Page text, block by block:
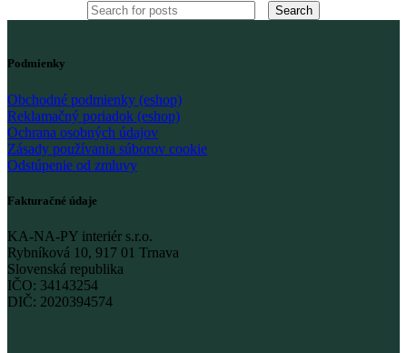
Search
Podmienky
Obchodné podmienky (eshop)
Reklamačný poriadok (eshop)
Ochrana osobných údajov
Zásady používania súborov cookie
Odstúpenie od zmluvy
Fakturačné údaje
KA-NA-PY interiér s.r.o.
Rybníková 10, 917 01 Trnava
Slovenská republika
IČO: 34143254
DIČ: 2020394574